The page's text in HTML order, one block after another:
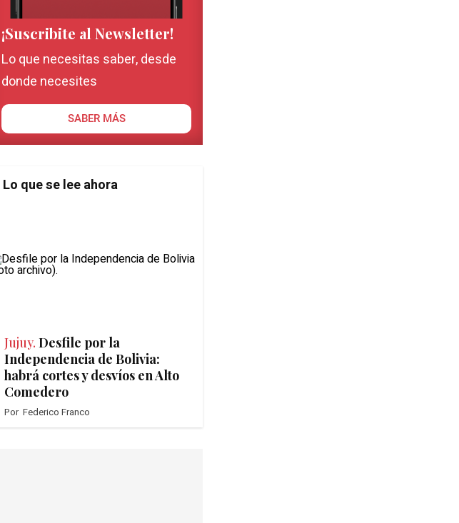
¡Suscribite al Newsletter!
Lo que necesitas saber, desde
donde necesites
SABER MÁS
Lo que se lee ahora
Jujuy. Desfile por la
Independencia de Bolivia:
habrá cortes y desvíos en Alto
Comedero
Por Federico Franco